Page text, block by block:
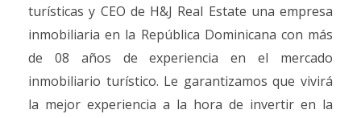
turísticas y CEO de H&J Real Estate una empresa
inmobiliaria en la República Dominicana con más
de 08 años de experiencia en el mercado
inmobiliario turístico. Le garantizamos que vivirá
la mejor experiencia a la hora de invertir en la